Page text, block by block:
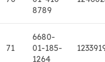
8789
71
6680-
01-185-
1264